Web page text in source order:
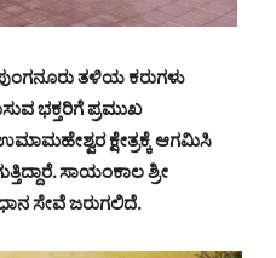
ತಳಿಯ ಕರುಗಳು
ಭಕ್ತರಿಗೆ ಪ್ರಮುಖ
ಕ್ಷೇತ್ರಕ್ಕೆ ಆಗಮಿಸಿ
ಸಾಯಂಕಾಲ ಶ್ರೀ
ಸೇವೆ ಜರುಗಲಿದೆ.